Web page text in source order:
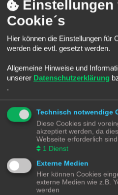
Suche und Biete
Neues Thema
16 Themen •
Themen
Biete: 3x EVE Window Guard
Letzter Beitrag von manowar2000 «
Biete: diverses
Letzter Beitrag vonChriz«Mo 10.
Antworten:1
Biete - Bluetooth IR
Letzter Beitrag von
Synology DS718+ 10GB RAM
Letzter Beitrag von
Antworten:1
Biete: Zimaboard 832
Einstellungen
Cookie´s
Hier können die Einstellungen für
werden die evtl. gesetzt werden.
Allgemeine Hinweise und
unserer Datenschutzerklärung
.
Technisch notwendige
Diese Cookies sind
akzeptiert werden, da
Webseite erforderlich
1 Dienst
Externe Medien
Hier können Cookies
externe Medien wie z.B.
werden